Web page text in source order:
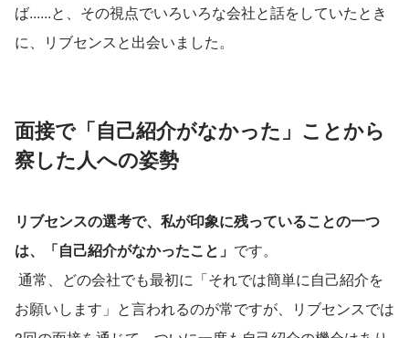
ば......と、その視点でいろいろな会社と話をしていたとき
に、リブセンスと出会いました。
面接で「自己紹介がなかった」ことから
察した人への姿勢
リブセンスの選考で、私が印象に残っていることの一つ
は、「自己紹介がなかったこと」 です。
お願いします」と言われるのが常ですが、リブセンスでは